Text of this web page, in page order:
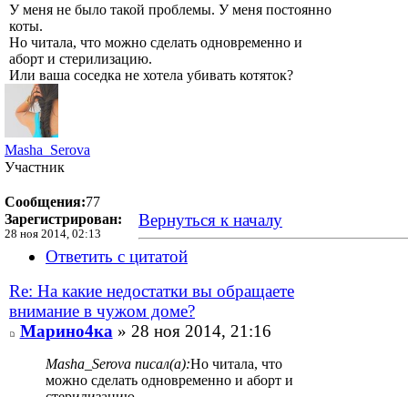
У меня не было такой проблемы. У меня постоянно
коты.
Но читала, что можно сделать одновременно и
аборт и стерилизацию.
Или ваша соседка не хотела убивать котяток?
Masha_Serova
Участник
Сообщения:77
Зарегистрирован:
28 ноя 2014, 02:13
Вернуться к началу
Ответить с цитатой
Re: На какие недостатки вы обращаете
внимание в чужом доме?
Марино4ка » 28 ноя 2014, 21:16
Masha_Serova писал(а):Но читала, что
можно сделать одновременно и аборт и